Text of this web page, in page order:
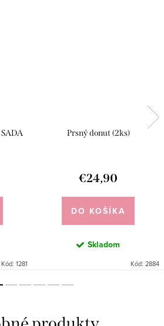
Kód: 1281
Prsný donut (2ks)
€24,90
DO KOŠÍKA
Skladom
Kód: 2884